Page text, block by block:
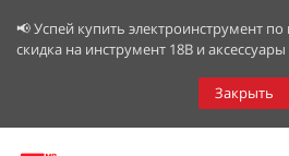
📢 Успей купить электроинструмент по
скидка на инструмент 18В и аксессуары
Закрыть